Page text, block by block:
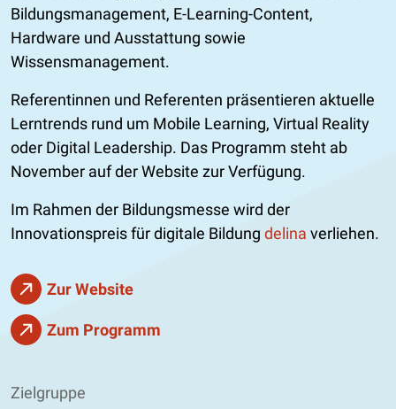
Bildungsmanagement, E-Learning-Content,
Hardware und Ausstattung sowie
Wissensmanagement.
Referentinnen und Referenten präsentieren aktuelle
Lerntrends rund um Mobile Learning, Virtual Reality
oder Digital Leadership. Das Programm steht ab
November auf der Website zur Verfügung.
Im Rahmen der Bildungsmesse wird der
Innovationspreis für digitale Bildung delina verliehen.
Zur Website
Zum Programm
Zielgruppe